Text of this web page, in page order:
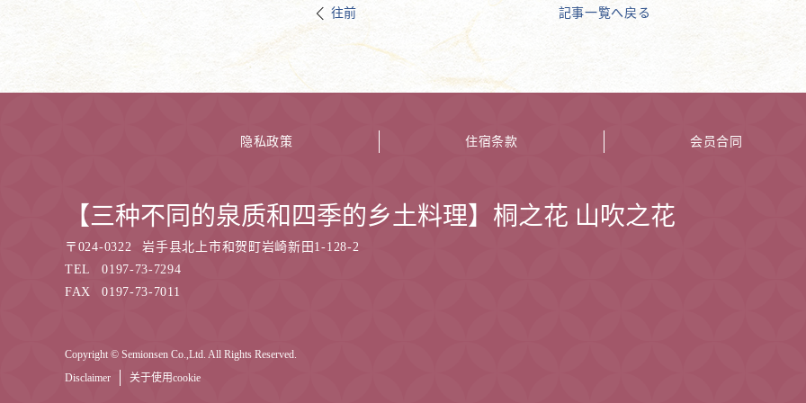
往前 記事一覧へ戻る
隐私政策 住宿条款 会员合同
【三种不同的泉质和四季的乡土料理】桐之花 山吹之花
〒 024-0322
岩手县北上市和贺町岩崎新田1-128-2
TEL
0197-73-7294
FAX
0197-73-7011
Copyright © Semionsen Co.,Ltd. All Rights Reserved.
Disclaimer
关于使用cookie